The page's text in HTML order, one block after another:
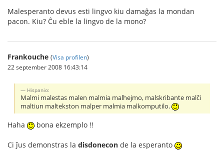
Malesperanto devus esti lingvo kiu damaĝas la mondan
pacon. Kiu? Ĉu eble la lingvo de la mono?
Frankouche (Visa profilen)
22 september 2008 16:43:14
Hispanio:
Malmi malestas malen malmia malhejmo, malskribante malĉi
maltiun maltekston malper malmia malkomputilo.
Haha bona ekzemplo !!
Ci ĵus demonstras la disdonecon de la esperanto